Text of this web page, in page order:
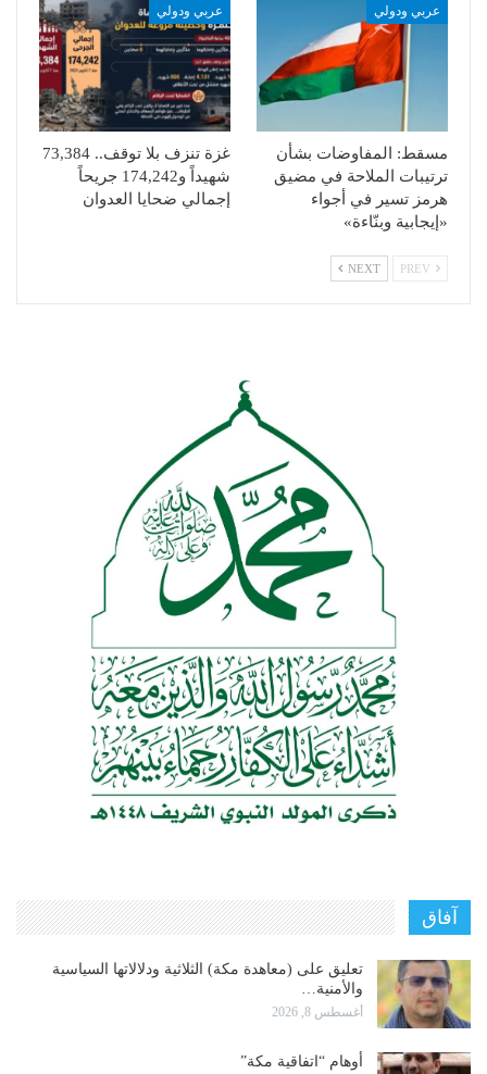
عربي ودولي
مسقط: المفاوضات بشأن
ترتيبات الملاحة في مضيق
هرمز تسير في أجواء
«إيجابية وبنّاءة»
عربي ودولي
غزة تنزف بلا توقف.. 73,384
شهيداً و174,242 جريحاً
إجمالي ضحايا العدوان
NEXT
آفاق
تعليق على (معاهدة مكة) الثلاثية ودلالاتها السياسية
والأمنية…
أغسطس 8, 2026
أوهام “اتفاقية مكة”